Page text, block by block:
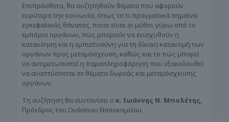
Επιπρόσθετα, θα συζητηθούν θέματα που αφορούν
ευρύτερα την κοινωνία, όπως το τι πραγματικά σημαίνει
εγκεφαλικός θάνατος, ποιοι είναι οι μύθοι γύρω από το
εμπόριο οργάνων, πώς μπορούν να ενισχυθούν η
κατανόηση και η εμπιστοσύνη για τη δίκαιη κατανομή των
οργάνων προς μεταμόσχευση, καθώς και το πώς μπορεί
να αντιμετωπιστεί η παραπληροφόρηση που εξακολουθεί
να αναπτύσσεται σε θέματα δωρεάς και μεταμόσχευσης
οργάνων.
Τη συζήτηση θα συντονίσει ο κ. Ιωάννης Ν. Μπολέτης,
Πρόεδρος του Ωνάσειου Νοσοκομείου.